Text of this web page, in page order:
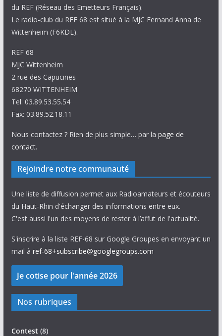
du REF (Réseau des Emetteurs Français).
Le radio-club du REF 68 est situé à la MJC Fernand Anna de
Wittenheim (F6KDL).
REF 68
MJC Wittenheim
2 rue des Capucines
68270 WITTENHEIM
Tel: 03.89.53.55.54
Fax: 03.89.52.18.11
Nous contactez ? Rien de plus simple… par la page de
contact.
Rejoindre notre communauté
Une liste de diffusion permet aux Radioamateurs et écouteurs
du Haut-Rhin d'échanger des informations entre eux.
C'est aussi l'un des moyens de rester à l’affut de l'actualité.
S'inscrire à la liste REF-68 sur Google Groupes en envoyant un
mail à ref-68+subscribe@googlegroups.com
Nos rubriques
Contest (8)